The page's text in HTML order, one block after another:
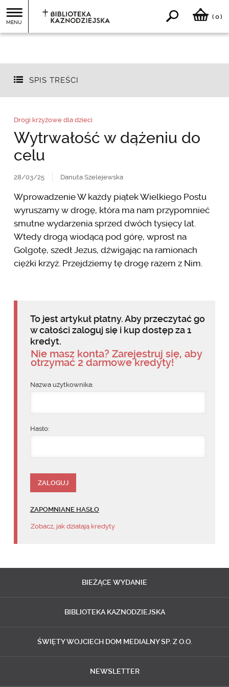
MENU
( 0)
SPIS TREŚCI
Drogi krzyżowe dla dzieci
Wytrwałość w dążeniu do
celu
28/03/25 Danuta Szelejewska
Wprowadzenie W każdy piątek Wielkiego Postu
wyruszamy w drogę, która ma nam przypomnieć
smutne wydarzenia sprzed dwóch tysięcy lat.
Wtedy drogą wiodącą pod górę, wprost na
Golgotę, szedł Jezus, dźwigając na ramionach
ciężki krzyż. Przejdziemy tę drogę razem z Nim.
To jest artykuł płatny. Aby przeczytać go
w całości zaloguj się i kup dostęp za 1
kredyt.
Nie masz konta? Zarejestruj się, aby
otrzymać 2 darmowe kredyty!
Nazwa użytkownika:
Hasło:
ZAPOMNIANE HASŁO
Zobacz, jak działają kredyty
BIEŻĄCE WYDANIE
BIBLIOTEKA KAZNODZIEJSKA
ŚWIĘTY WOJCIECH DOM MEDIALNY SP. Z O.O.
NEWSLETTER